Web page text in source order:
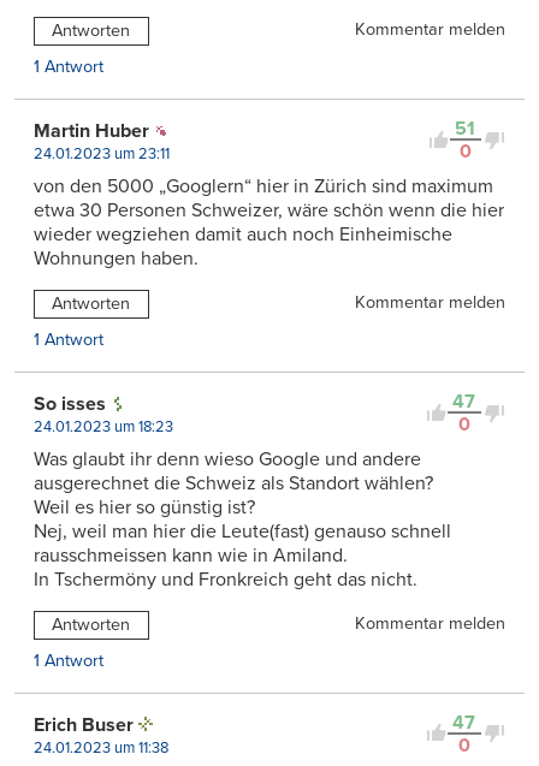
Antworten
Kommentar melden
1 Antwort
51
0
Martin Huber
24.01.2023 um 23:11
von den 5000 „Googlern“ hier in Zürich sind maximum
etwa 30 Personen Schweizer, wäre schön wenn die hier
wieder wegziehen damit auch noch Einheimische
Wohnungen haben.
Antworten
Kommentar melden
1 Antwort
47
0
So isses
24.01.2023 um 18:23
Was glaubt ihr denn wieso Google und andere
ausgerechnet die Schweiz als Standort wählen?
Weil es hier so günstig ist?
Nej, weil man hier die Leute(fast) genauso schnell
rausschmeissen kann wie in Amiland.
In Tschermöny und Fronkreich geht das nicht.
Antworten
Kommentar melden
1 Antwort
47
0
Erich Buser
24.01.2023 um 11:38